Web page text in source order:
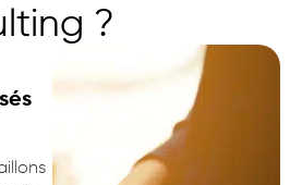
?